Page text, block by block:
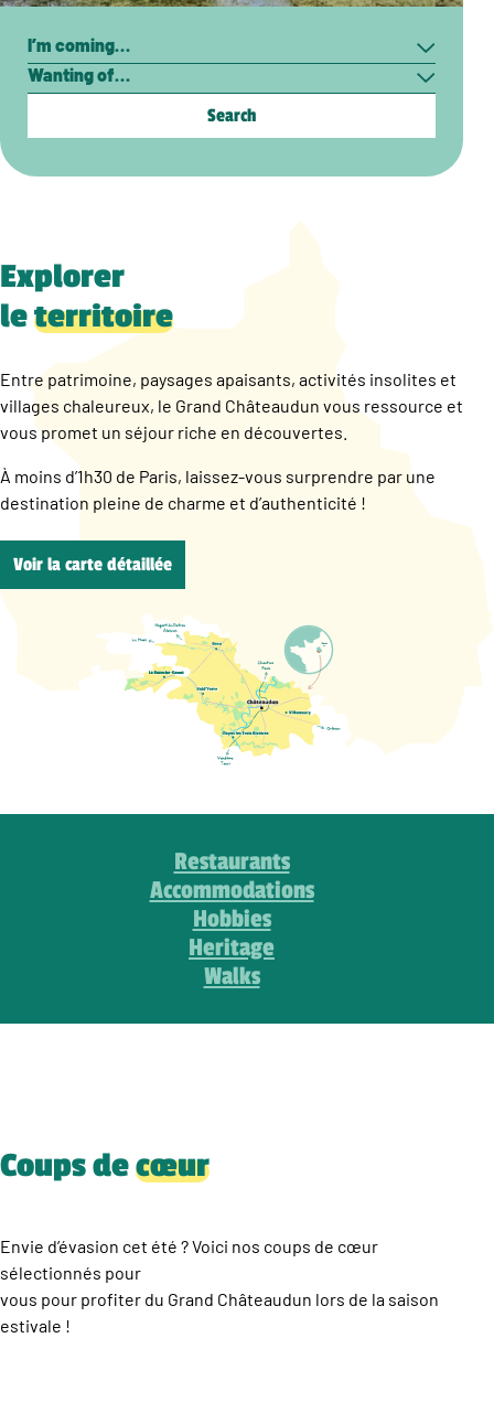
Search
Explorer
leterritoire
Entre patrimoine, paysages apaisants, activités insolites et
villages chaleureux, le Grand Châteaudun vous ressource et
vous promet un séjour riche en découvertes.
À moins d’1h30 de Paris, laissez-vous surprendre par une
destination pleine de charme et d’authenticité !
Voir la carte détaillée
Restaurants
Accommodations
Hobbies
Heritage
Walks
Coups decœur
Envie d’évasion cet été ? Voici nos coups de cœur
sélectionnés pour
vous pour profiter du Grand Châteaudun lors de la saison
estivale !